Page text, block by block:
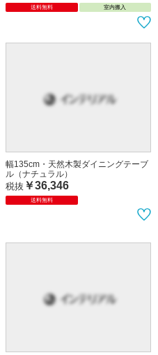
送料無料 室内搬入
幅135cm・天然木製ダイニングテーブ
ル（ナチュラル）
税抜 ￥36,346
送料無料